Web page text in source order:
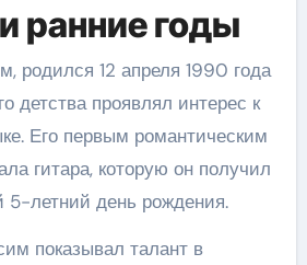
ранние годы
родился 12 апреля 1990 года
детства проявлял интерес к
Его первым романтическим
гитара, которую он получил
5-летний день рождения.
показывал талант в